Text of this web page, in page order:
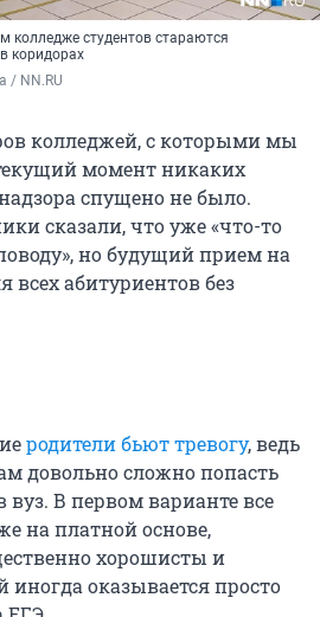
колледже студентов стараются
коридорах
/ NN.RU
колледжей, с которыми мы
момент никаких
спущено не было.
сказали, что уже «что-то
но будущий прием на
всех абитуриентов без
родители бьют тревогу, ведь
довольно сложно попасть
вуз. В первом варианте все
на платной основе,
хорошисты и
иногда оказывается просто